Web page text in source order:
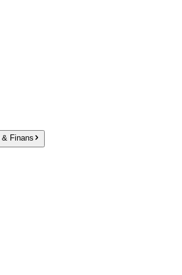
& Finans